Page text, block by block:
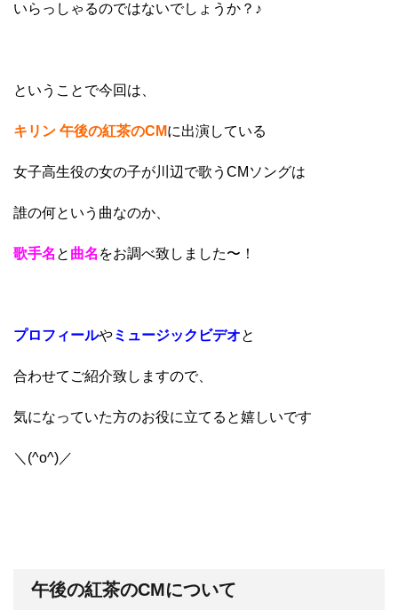
いらっしゃるのではないでしょうか？♪
ということで今回は、
キリン 午後の紅茶のCMに出演している
女子高生役の女の子が川辺で歌うCMソングは
誰の何という曲なのか、
歌手名 と 曲名 をお調べ致しました〜！
プロフィールやミュージックビデオと
合わせてご紹介致しますので、
気になっていた方のお役に立てると嬉しいです
＼(^o^)／
午後の紅茶のCMについて